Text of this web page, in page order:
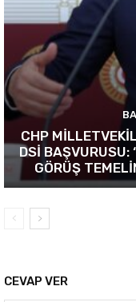
CHP
DSİ BAŞVURUSU:
GÖRÜŞ
CEVAP VER